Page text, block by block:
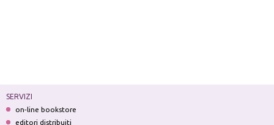
SERVIZI
on-line bookstore
editori distribuiti